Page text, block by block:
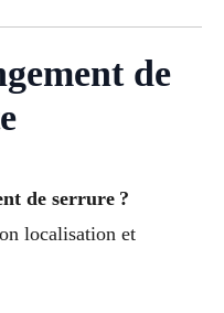
de
de serrure ?
localisation et